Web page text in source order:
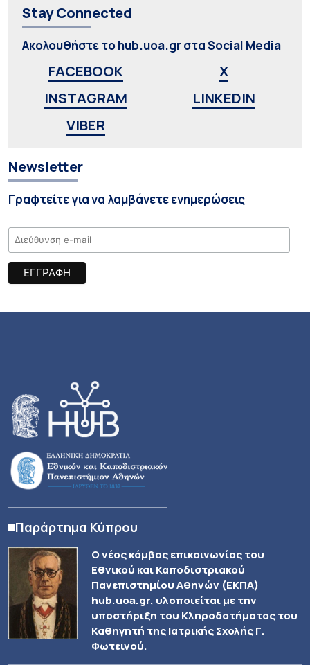
Stay Connected
Ακολουθήστε το hub.uoa.gr στα Social Media
FACEBOOK
X
INSTAGRAM
LINKEDIN
VIBER
Newsletter
Γραφτείτε για να λαμβάνετε ενημερώσεις
Παράρτημα Κύπρου
Ο νέος κόμβος επικοινωνίας του
Εθνικού και Καποδιστριακού
Πανεπιστημίου Αθηνών (ΕΚΠΑ)
hub.uoa.gr, υλοποιείται με την
υποστήριξη του Κληροδοτήματος του
Καθηγητή της Ιατρικής Σχολής Γ.
Φωτεινού.